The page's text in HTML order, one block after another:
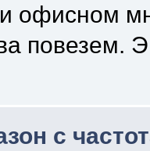
офисном
повезем.
с